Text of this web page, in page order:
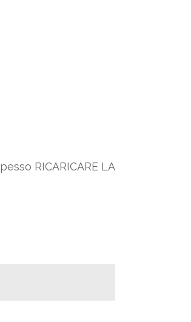
RICARICARE LA